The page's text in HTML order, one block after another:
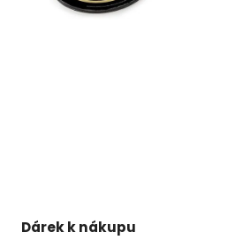
Dárek k nákupu